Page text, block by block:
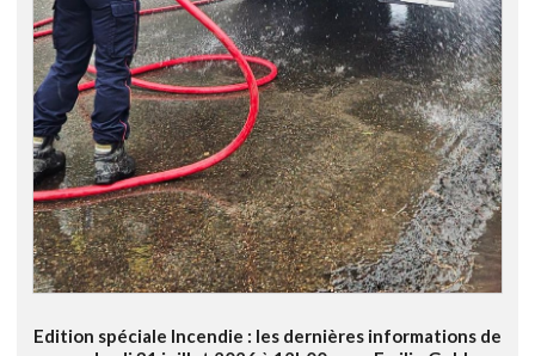
Edition spéciale Incendie : les dernières informations de